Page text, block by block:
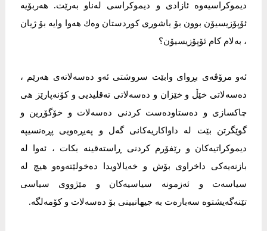
دیموكراسیەوە ئازادی و دیموكراسی لەناو بەرێت. هەربۆیە
ئۆپۆزیسیۆن بوون بۆ باشوری كوردستان وەك هەوا وایە بۆ ژیان
، بەلام كام ئۆپۆزیسیۆن؟
ئەو مرۆڤەی بڕوای وابێت سروشتی ئەو دەسەلاتەی هەرێم ،
دەسەلاتی خێڵ و خێزان و دەسەلاتی تەقلیدیی و كۆنەپارێز هی
چاكسازی و دەستاودەست كردنی دەسەلات و خۆگۆڕین و
گوێگرتن بێت لە داواكاریەكانی گەل و پەیڕەویی پڕەنسیپە
دیموكراتیەكان و رێفۆرم كردنی ڕاستەقینە بكات ، ئەوا لە
بازنەیەكی داخراوی بۆش و خەیالاویدا دەخولێتەوەو هیچ لە
سیاسەت و ئەزمونە سیاسیەكان و مێژووی سیاسی
تێنەگەیشتوە سەبارەت بە جیهانبینی بۆ دەسەلات و كۆمەلگە.